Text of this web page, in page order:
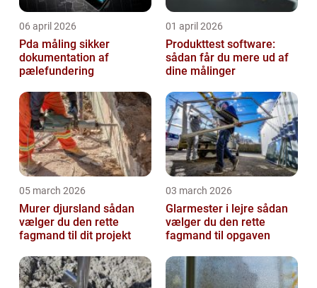
06 april 2026
Pda måling sikker
dokumentation af
pælefundering
01 april 2026
Produkttest software:
sådan får du mere ud af
dine målinger
05 march 2026
Murer djursland sådan
vælger du den rette
fagmand til dit projekt
03 march 2026
Glarmester i lejre sådan
vælger du den rette
fagmand til opgaven